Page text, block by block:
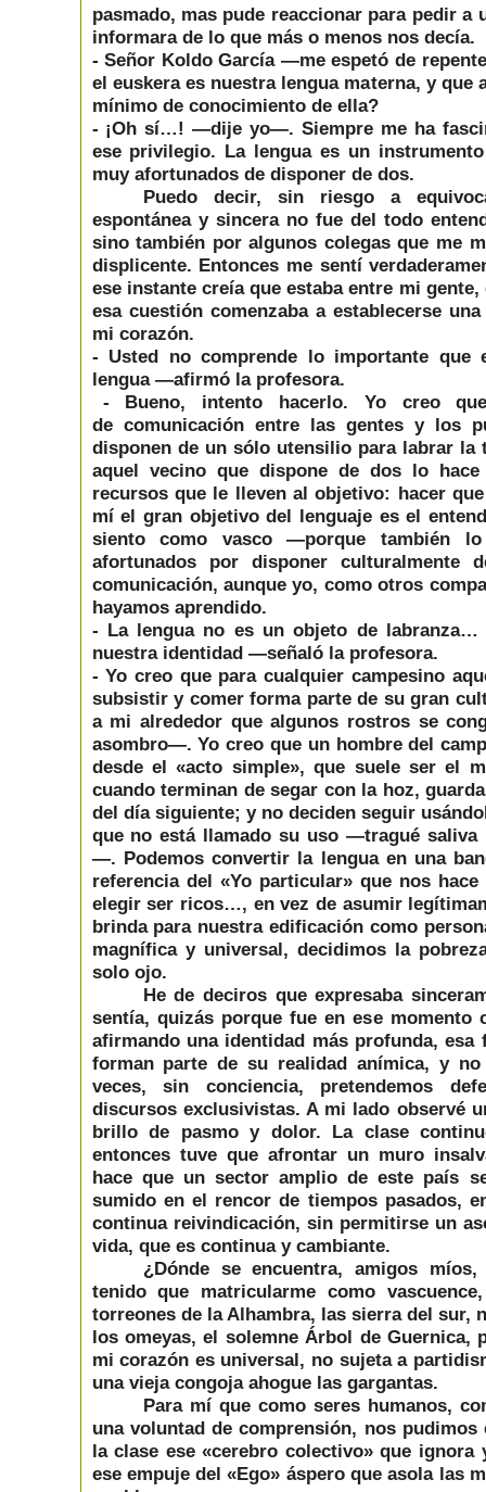
pasmado, mas pude reaccionar para pedir a
informara de lo que más o menos nos decía.
- Señor Koldo García —me espetó de
el euskera es nuestra lengua materna, y que
mínimo de conocimiento de ella?
- ¡Oh sí…! —dije yo—. Siempre me ha
ese privilegio. La lengua es un
muy afortunados de disponer de dos.
Puedo decir, sin riesgo a
espontánea y sincera no fue del todo
sino también por algunos colegas que me
displicente. Entonces me sentí
ese instante creía que estaba entre mi
esa cuestión comenzaba a establecerse
mi corazón.
- Usted no comprende lo importante que
lengua —afirmó la profesora.
- Bueno, intento hacerlo. Yo creo
de comunicación entre las gentes y los
disponen de un sólo utensilio para labrar la
aquel vecino que dispone de dos lo
recursos que le lleven al objetivo: hacer
mí el gran objetivo del lenguaje es el
siento como vasco —porque también
afortunados por disponer culturalmente
comunicación, aunque yo, como otros
hayamos aprendido.
- La lengua no es un objeto de
nuestra identidad —señaló la profesora.
- Yo creo que para cualquier campesino
subsistir y comer forma parte de su gran
a mi alrededor que algunos rostros se
asombro—. Yo creo que un hombre del
desde el «acto simple», que suele ser el
cuando terminan de segar con la hoz,
del día siguiente; y no deciden seguir
que no está llamado su uso —tragué saliva
—. Podemos convertir la lengua en una
referencia del «Yo particular» que nos
elegir ser ricos…, en vez de asumir
brinda para nuestra edificación como
magnífica y universal, decidimos la
solo ojo.
He de deciros que expresaba
sentía, quizás porque fue en ese momento
afirmando una identidad más profunda, esa
forman parte de su realidad anímica, y
veces, sin conciencia, pretendemos
discursos exclusivistas. A mi lado observé
brillo de pasmo y dolor. La clase
entonces tuve que afrontar un muro
hace que un sector amplio de este país
sumido en el rencor de tiempos pasados,
continua reivindicación, sin permitirse un
vida, que es continua y cambiante.
¿Dónde se encuentra, amigos
tenido que matricularme como
torreones de la Alhambra, las sierra del sur,
los omeyas, el solemne Árbol de Guernica,
mi corazón es universal, no sujeta a
una vieja congoja ahogue las gargantas.
Para mí que como seres humanos,
una voluntad de comprensión, nos
la clase ese «cerebro colectivo» que
ese empuje del «Ego» áspero que asola las